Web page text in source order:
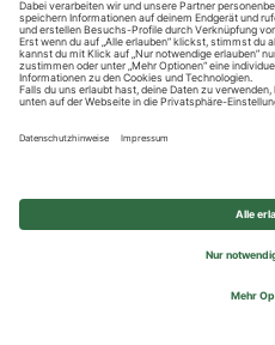
Privatsphäre-
© 2026 REWE